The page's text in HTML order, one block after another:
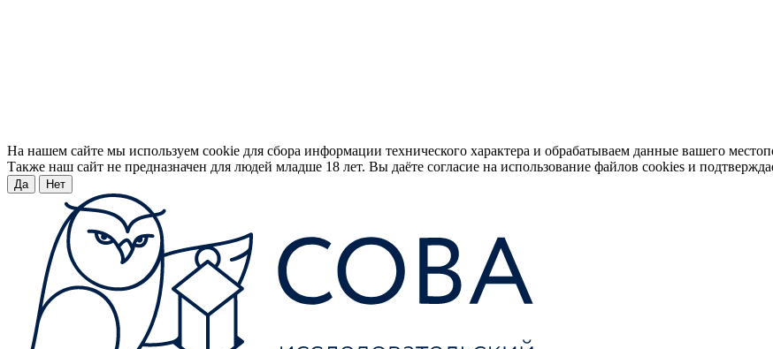
На нашем сайте мы используем cookie для сбора информации технического характера и обрабатываем данные вашего
Также наш сайт не предназначен для людей младше 18 лет. Вы даёте согласие на использование файлов cookies и
Да Нет